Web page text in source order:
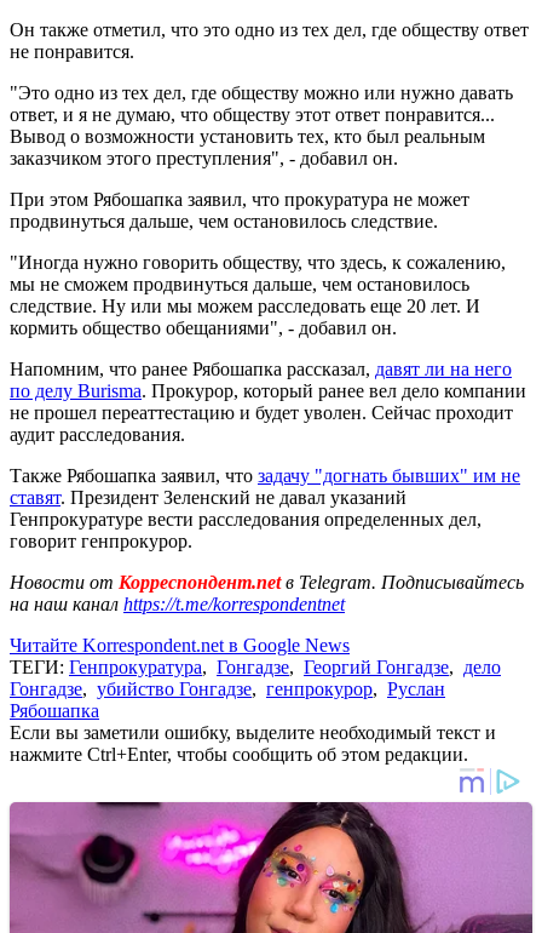
Он также отметил, что это одно из тех дел, где обществу ответ
не понравится.
"Это одно из тех дел, где обществу можно или нужно давать
ответ, и я не думаю, что обществу этот ответ понравится...
Вывод о возможности установить тех, кто был реальным
заказчиком этого преступления", - добавил он.
При этом Рябошапка заявил, что прокуратура не может
продвинуться дальше, чем остановилось следствие.
"Иногда нужно говорить обществу, что здесь, к сожалению,
мы не сможем продвинуться дальше, чем остановилось
следствие. Ну или мы можем расследовать еще 20 лет. И
кормить общество обещаниями", - добавил он.
Напомним, что ранее Рябошапка рассказал, давят ли на него
по делу Burisma. Прокурор, который ранее вел дело компании
не прошел переаттестацию и будет уволен. Сейчас проходит
аудит расследования.
Также Рябошапка заявил, что задачу "догнать бывших" им не
ставят. Президент Зеленский не давал указаний
Генпрокуратуре вести расследования определенных дел,
говорит генпрокурор.
Новости от Корреспондент.netв Telegram. Подписывайтесь
на наш канал https://t.me/korrespondentnet
Читайте Korrespondent.net в Google News
ТЕГИ: Генпрокуратура, Гонгадзе, Георгий Гонгадзе, дело
Гонгадзе, убийство Гонгадзе, генпрокурор, Руслан
Рябошапка
Если вы заметили ошибку, выделите необходимый текст и
нажмите Ctrl+Enter, чтобы сообщить об этом редакции.